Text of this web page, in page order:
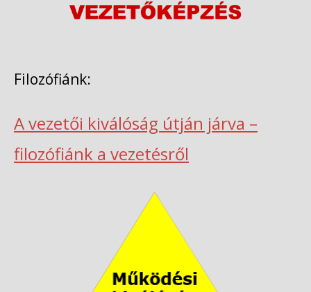
Filozófiánk:
A vezetői kiválóság útján járva –
filozófiánk a vezetésről